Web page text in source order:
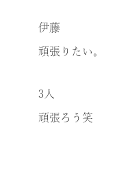
伊藤
頑張りたい。
3人
頑張ろう笑